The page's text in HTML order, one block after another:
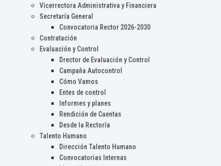
Vicerrectora Administrativa y Financiera
Secretaría General
Convocatoria Rector 2026-2030
Contratación
Evaluación y Control
Drector de Evaluación y Control
Campaña Autocontrol
Cómo Vamos
Entes de control
Informes y planes
Rendición de Cuentas
Desde la Rectoría
Talento Humano
Dirección Talento Humano
Convocatorias Internas